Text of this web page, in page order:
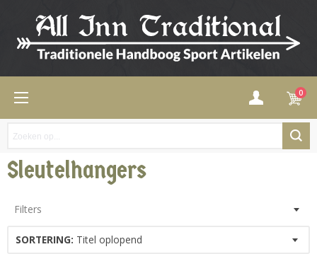
0
Sleutelhangers
Filters
SORTERING: Titel oplopend